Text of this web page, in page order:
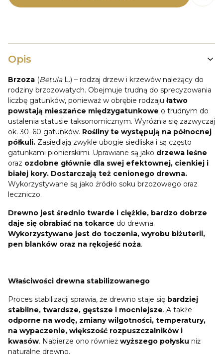
Opis
Brzoza (BetulaL.) – rodzaj drzew i krzewów należący do
rodziny brzozowatych. Obejmuje trudną do sprecyzowania
liczbę gatunków, ponieważ w obrębie rodzajułatwo
powstają mieszańce międzygatunkowe o trudnym do
ustalenia statusie taksonomicznym. Wyróżnia się zazwyczaj
ok. 30–60 gatunków. Rośliny te występują na północnej
półkuli. Zasiedlają zwykle ubogie siedliska i są często
gatunkami pionierskimi. Uprawiane są jako drzewa leśne
oraz ozdobne głównie dla swej efektownej, cienkiej i
białej kory. Dostarczają też cenionego drewna.
Wykorzystywane są jako źródło soku brzozowego oraz
leczniczo.
Drewno jest średnio twarde i ciężkie, bardzo dobrze
daje się obrabiać na tokarce do drewna.
Wykorzystywane jest do toczenia, wyrobu biżuterii,
pen blanków oraz na rękojeść noża.
Właściwości drewna stabilizowanego
Proces stabilizacji sprawia, że drewno staje się bardziej
stabilne, twardsze, gęstsze i mocniejsze. A także
odporne na wodę, zmiany wilgotności, temperatury,
na wypaczenie, większość rozpuszczalników i
kwasów. Nabierze ono również wyższego połysku niż
naturalne drewno.